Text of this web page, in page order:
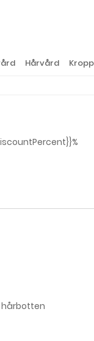
Hårvård
hårbotten